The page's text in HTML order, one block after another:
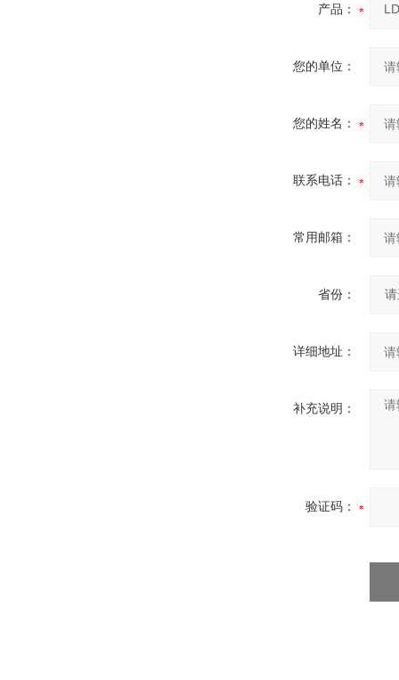
产品：
您的单位：
您的姓名：
联系电话：
常用邮箱：
省份：
详细地址：
补充说明：
验证码：